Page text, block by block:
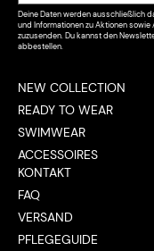
Deine Daten werden ausschließlich
und Informationen zu Aktionen
zuzusenden. Du kannst den
abbestellen.
NEW COLLECTION
READY TO WEAR
SWIMWEAR
ACCESSOIRES
KONTAKT
FAQ
VERSAND
PFLEGEGUIDE